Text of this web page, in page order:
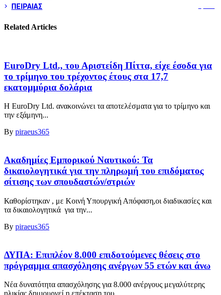
ΠΕΙΡΑΙΑΣ
Related Articles
EuroDry Ltd., του Αριστείδη Πίττα, είχε έσοδα για
το τρίμηνο του τρέχοντος έτους στα 17,7
εκατομμύρια δολάρια
Η EuroDry Ltd. ανακοινώνει τα αποτελέσματα για το τρίμηνο και
την εξάμηνη...
By piraeus365
Ακαδημίες Εμπορικού Ναυτικού: Τα
δικαιολογητικά για την πληρωμή του επιδόματος
σίτισης των σπουδαστών/στριών
Καθορίστηκαν , με Κοινή Υπουργική Απόφαση,οι διαδικασίες και
τα δικαιολογητικά για την...
By piraeus365
ΔΥΠΑ: Επιπλέον 8.000 επιδοτούμενες θέσεις στο
πρόγραμμα απασχόλησης ανέργων 55 ετών και άνω
Νέα δυνατότητα απασχόλησης για 8.000 ανέργους μεγαλύτερης